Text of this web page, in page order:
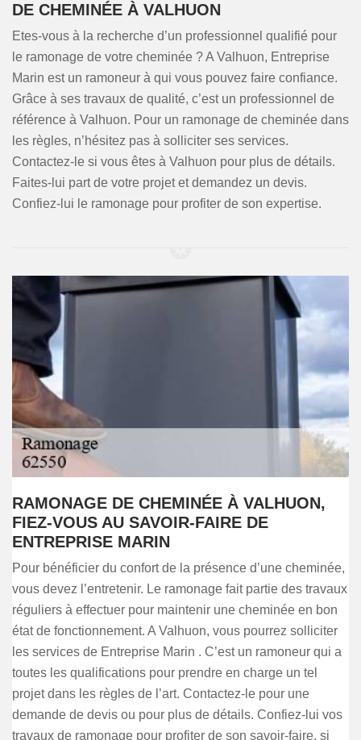
DE CHEMINÉE À VALHUON
Etes-vous à la recherche d’un professionnel qualifié pour
le ramonage de votre cheminée ? A Valhuon, Entreprise
Marin est un ramoneur à qui vous pouvez faire confiance.
Grâce à ses travaux de qualité, c’est un professionnel de
référence à Valhuon. Pour un ramonage de cheminée dans
les règles, n’hésitez pas à solliciter ses services.
Contactez-le si vous êtes à Valhuon pour plus de détails.
Faites-lui part de votre projet et demandez un devis.
Confiez-lui le ramonage pour profiter de son expertise.
RAMONAGE DE CHEMINÉE À VALHUON,
FIEZ-VOUS AU SAVOIR-FAIRE DE
ENTREPRISE MARIN
Pour bénéficier du confort de la présence d’une cheminée,
vous devez l’entretenir. Le ramonage fait partie des travaux
réguliers à effectuer pour maintenir une cheminée en bon
état de fonctionnement. A Valhuon, vous pourrez solliciter
les services de Entreprise Marin . C’est un ramoneur qui a
toutes les qualifications pour prendre en charge un tel
projet dans les règles de l’art. Contactez-le pour une
demande de devis ou pour plus de détails. Confiez-lui vos
travaux de ramonage pour profiter de son savoir-faire, si